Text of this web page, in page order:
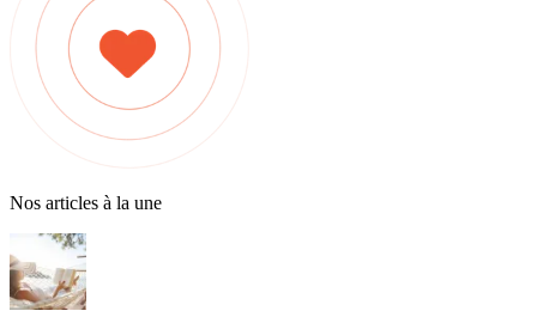
Nos articles à la une